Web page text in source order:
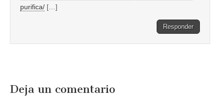
purifica/ […]
Responder
Deja un comentario